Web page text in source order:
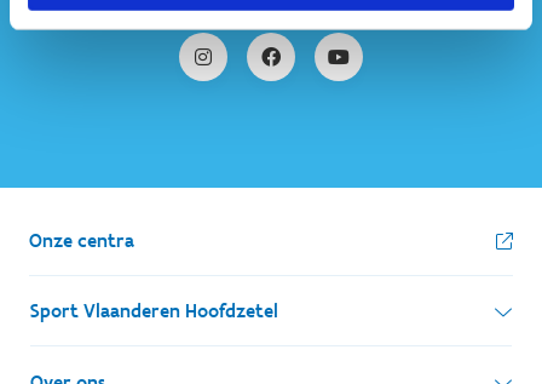
Onze centra
Sport Vlaanderen Hoofdzetel
Simon Bolivarlaan 17